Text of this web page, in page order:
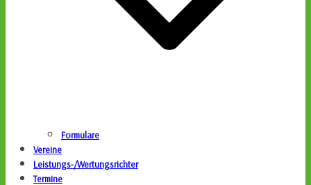
Formulare
Vereine
Leistungs-/Wertungsrichter
Termine